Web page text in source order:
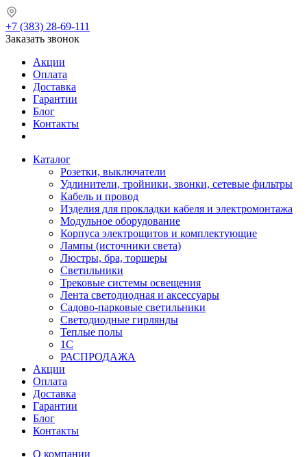
+7 (383) 28-69-111
Заказать звонок
Акции
Оплата
Доставка
Гарантии
Блог
Контакты
Каталог
Розетки, выключатели
Удлинители, тройники, звонки, сетевые фильтры
Кабель и провод
Изделия для прокладки кабеля и электромонтажа
Модульное оборудование
Корпуса электрощитов и комплектующие
Лампы (источники света)
Люстры, бра, торшеры
Светильники
Трековые системы освещения
Лента светодиодная и аксессуары
Садово-парковые светильники
Светодиодные гирлянды
Теплые полы
1С
РАСПРОДАЖА
Акции
Оплата
Доставка
Гарантии
Блог
Контакты
О компании